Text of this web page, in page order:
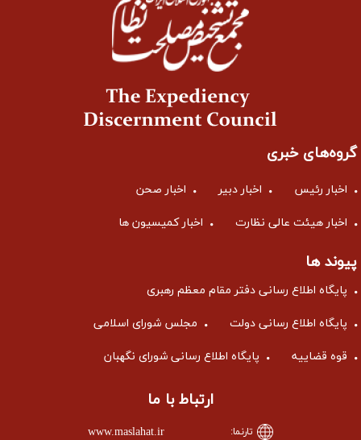
گروه‌های خبری
اخبار رئیس اخبار دبیر اخبار صحن
اخبار هیئت عالی نظارت اخبار کمیسیون ها
پیوند ها
پایگاه اطلاع رسانی دفتر مقام معظم رهبری
پایگاه اطلاع رسانی دولت مجلس شورای اسلامی
قوه قضاییه پایگاه اطلاع رسانی شورای نگهبان
ارتباط با ما
تارنما: www.maslahat.ir